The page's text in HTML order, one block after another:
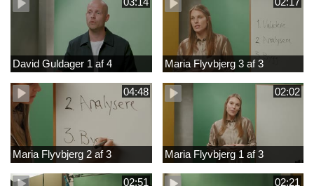
David Guldager 1 af 4 Maria Flyvbjerg 3 af 3
04:48
Maria Flyvbjerg 2 af 3
02:02
Maria Flyvbjerg 1 af 3
02:51 02:21